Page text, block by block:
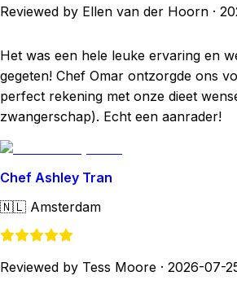
Reviewed by Ellen van der Hoorn ·
Het was een hele leuke ervaring en
gegeten! Chef Omar ontzorgde ons
perfect rekening met onze dieet
zwangerschap). Echt een aanrader!
Chef Ashley Tran
🇳🇱 Amsterdam
Reviewed by Tess Moore · 2026-07-